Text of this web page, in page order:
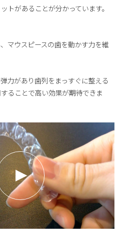
トがあることが分かっています。
マウスピースの歯を動かす力を維
力があり歯列をまっすぐに整える
ることで高い効果が期待できま